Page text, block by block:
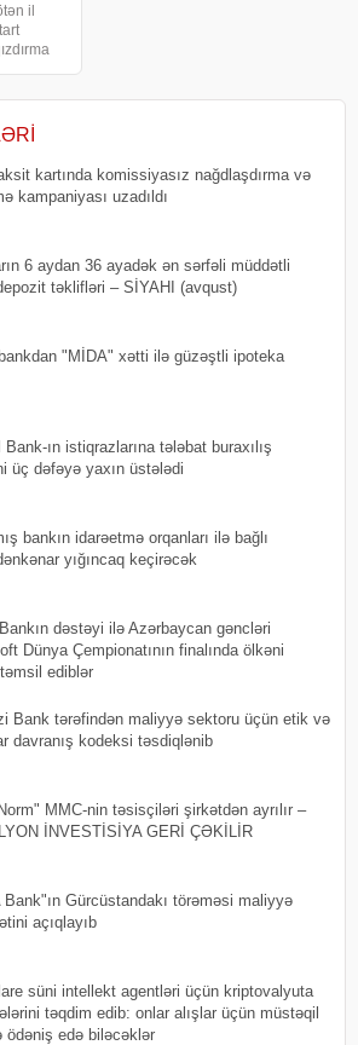
il
kartında komissiyasız nağdlaşdırma və
kampaniyası uzadıldı
6 aydan 36 ayadək ən sərfəli müddətli
təklifləri – SİYAHI (avqust)
"MİDA" xətti ilə güzəştli ipoteka
Bank-ın istiqrazlarına tələbat buraxılış
üç dəfəyə yaxın üstələdi
bankın idarəetmə orqanları ilə bağlı
yığıncaq keçirəcək
dəstəyi ilə Azərbaycan gəncləri
Dünya Çempionatının finalında ölkəni
ediblər
Bank tərəfindən maliyyə sektoru üçün etik və
davranış kodeksi təsdiqlənib
MMC-nin təsisçiləri şirkətdən ayrılır –
İNVESTİSİYA GERİ ÇƏKİLİR
Bank"ın Gürcüstandakı törəməsi maliyyə
açıqlayıb
süni intellekt agentləri üçün kriptovalyuta
təqdim edib: onlar alışlar üçün müstəqil
ödəniş edə biləcəklər